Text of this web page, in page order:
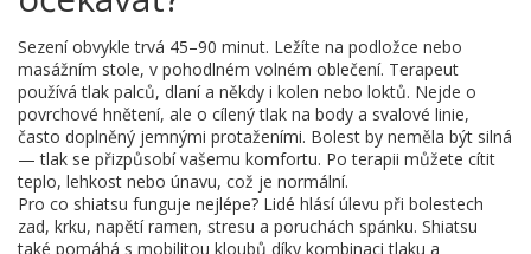
Sezení obvykle trvá 45–90 minut. Ležíte na podložce nebo
masážním stole, v pohodlném volném oblečení. Terapeut
používá tlak palců, dlaní a někdy i kolen nebo loktů. Nejde o
povrchové hnětení, ale o cílený tlak na body a svalové linie,
často doplněný jemnými protaženími. Bolest by neměla být silná
— tlak se přizpůsobí vašemu komfortu. Po terapii můžete cítit
teplo, lehkost nebo únavu, což je normální.
Pro co shiatsu funguje nejlépe? Lidé hlásí úlevu při bolestech
zad, krku, napětí ramen, stresu a poruchách spánku. Shiatsu
také pomáhá s mobilitou kloubů díky kombinaci tlaku a